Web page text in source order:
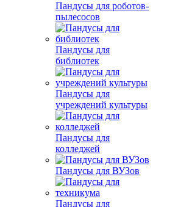
Пандусы для роботов-
пылесосов
Пандусы для
библиотек
Пандусы для
учреждений культуры
Пандусы для
колледжей
Пандусы для ВУЗов
Пандусы для